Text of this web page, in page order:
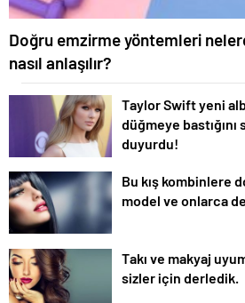
Doğru emzirme yöntemleri
nasıl anlaşılır?
Taylor Swift yeni
düğmeye
duyurdu!
Bu kış kombinlere
model ve onlarca
Takı ve makyaj
sizler için derledik.